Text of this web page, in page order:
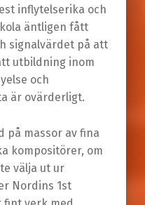
inflytelserika och
äntligen fått
signalvärdet på att
utbildning inom
och
är ovärderligt.
på massor av fina
kompositörer, om
välja ut ur
Nordins 1st